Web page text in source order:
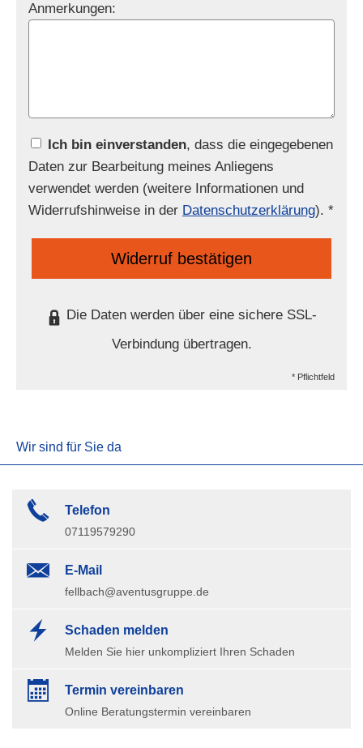
Anmerkungen:
Ich bin einverstanden, dass die eingegebenen
Daten zur Bearbeitung meines Anliegens
verwendet werden (weitere Informationen und
Widerrufshinweise in der Datenschutzerklärung). *
Widerruf bestätigen
Die Daten werden über eine sichere SSL-
Verbindung übertragen.
* Pflichtfeld
Wir sind für Sie da
Telefon
07119579290
E-Mail
fellbach@aventusgruppe.de
Schaden melden
Melden Sie hier unkompliziert Ihren Schaden
Termin ver­ein­baren
Online Beratungstermin vereinbaren